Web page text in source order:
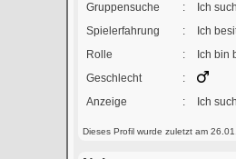
Gruppensuche
:
Ich
Spielerfahrung
:
Ich
Rolle
:
Ich bin
Geschlecht
:
Anzeige
: Ich
Dieses Profil wurde zuletzt am